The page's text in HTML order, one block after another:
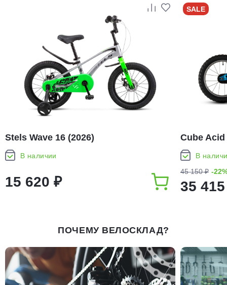
Stels Wave 16 (2026)
В наличии
15 620 ₽
SALE
Cube Acid
В
45 150 ₽ -
35
ПОЧЕМУ ВЕЛОСКЛАД?